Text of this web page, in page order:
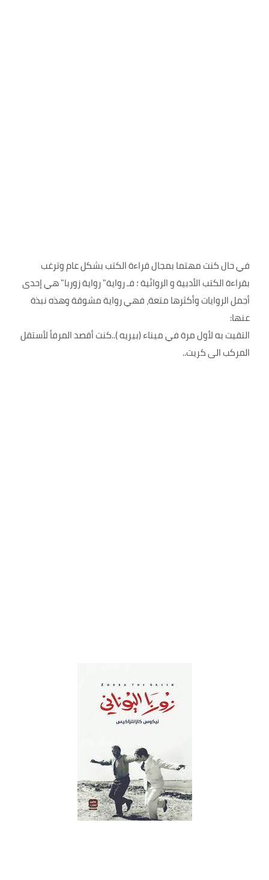
في حال كنت مهتما بمجال قراءة الكتب بشكل عام وترغب
بقراءة الكتب الأدبية و الروائية ؛ فـ رواية" رواية زوربا" هي إحدى
أجمل الروايات وأكثرها متعة، فهي رواية مشوقة وهذه نبذة
عنها:
التقيت به لأول مرة في ميناء (بيريه )..كنت أقصد المرفأ لأستقل
المركب الى كريت..